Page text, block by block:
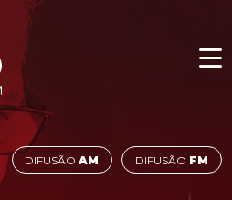
DIFUSÃOAM DIFUSÃO FM